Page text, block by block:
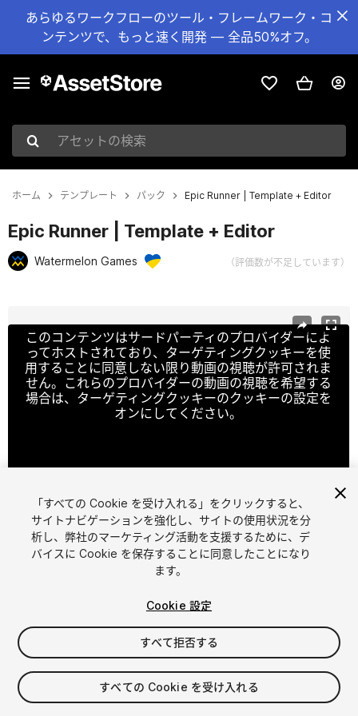
あらゆるワークフローのツール・フレームワーク・コ
ンテンツで、もっと速く開発 — 全品50%オフ。
アセットの検索
ホーム テンプレート パック Epic Runner | Template + Editor
Epic Runner | Template + Editor
Watermelon Games （評価数が不足しています）
このコンテンツはサードパーティのプロバイダーによ
ってホストされており、ターゲティングクッキーを使
用することに同意しない限り動画の視聴が許可されま
せん。これらのプロバイダーの動画の視聴を希望する
場合は、ターゲティングクッキーのクッキーの設定を
オンにしてください。
1 /7
$99
消費税は決済時に計算されます
「すべての Cookie を受け入れる」をクリックすると、
サイトナビゲーションを強化し、サイトの使用状況を分
析し、弊社のマーケティング活動を支援するために、デ
バイスに Cookie を保存することに同意したことになり
ます。
Cookie 設定
すべて拒否する
すべての Cookie を受け入れる